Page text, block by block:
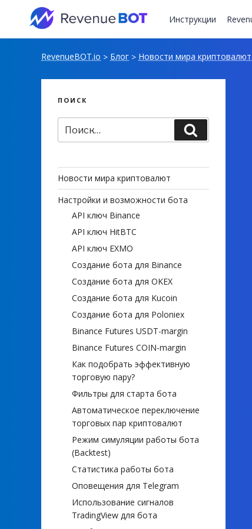
Перейти
содержимому
Инструкции
RevenueBOT.io > Блог > Новости мира криптовалют
ПОИСК
Новости мира криптовалют
Настройки и возможности бота
API ключ Binance
API ключ HitBTC
API ключ EXMO
Создание бота для Binance
Создание бота для OKEX
Создание бота для Kucoin
Создание бота для Poloniex
Binance Futures USDT-margin
Binance Futures COIN-margin
Как подобрать эффективную
торговую пару?
Фильтры для старта бота
Автоматическое переключение
торговых пар криптовалют
Режим симуляции работы бота
(Backtest)
Статистика работы бота
Оповещения для Telegram
Использование сигналов
TradingView для бота